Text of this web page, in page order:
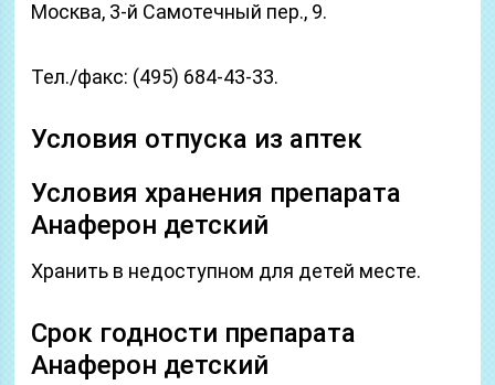
Москва, 3-й Самотечный пер., 9.
Тел./факс: (495) 684-43-33.
Условия отпуска из аптек
Условия хранения препарата
Анаферон детский
Хранить в недоступном для детей месте.
Срок годности препарата
Анаферон детский